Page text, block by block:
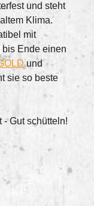
und steht
Klima.
mit
Ende einen
und
sie so beste
- Gut schütteln!